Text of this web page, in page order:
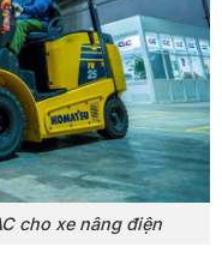
cho xe nâng điện